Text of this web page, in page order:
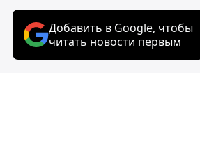
Добавить в Google, чтобы
читать новости первым